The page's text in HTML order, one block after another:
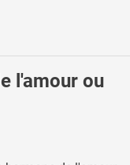
l'amour ou